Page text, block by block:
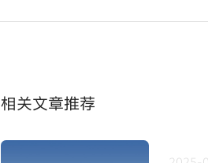
相关文章推荐